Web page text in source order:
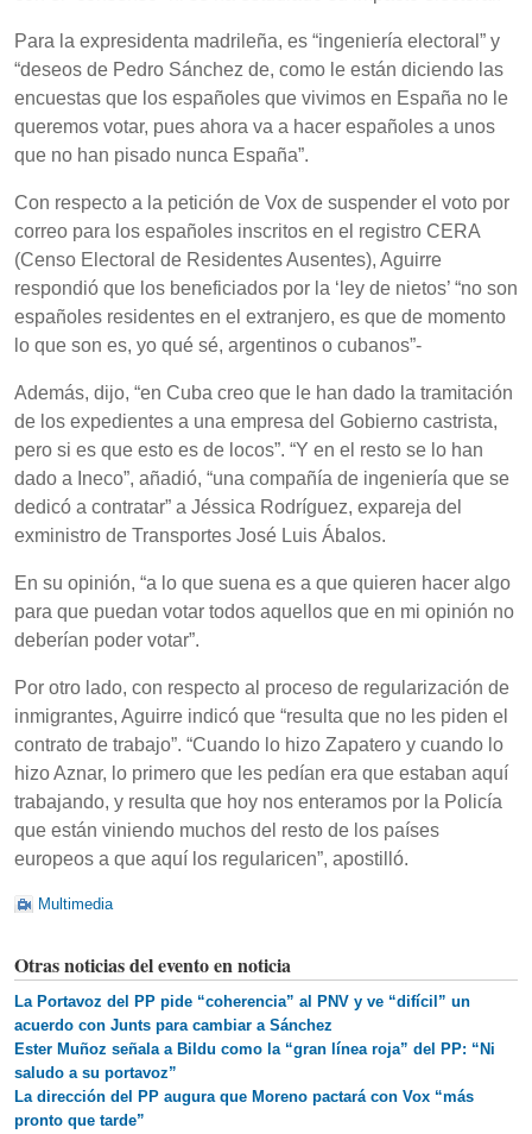
Para la expresidenta madrileña, es “ingeniería electoral” y
“deseos de Pedro Sánchez de, como le están diciendo las
encuestas que los españoles que vivimos en España no le
queremos votar, pues ahora va a hacer españoles a unos
que no han pisado nunca España”.
Con respecto a la petición de Vox de suspender el voto por
correo para los españoles inscritos en el registro CERA
(Censo Electoral de Residentes Ausentes), Aguirre
respondió que los beneficiados por la ‘ley de nietos’ “no son
españoles residentes en el extranjero, es que de momento
lo que son es, yo qué sé, argentinos o cubanos”-
Además, dijo, “en Cuba creo que le han dado la tramitación
de los expedientes a una empresa del Gobierno castrista,
pero si es que esto es de locos”. “Y en el resto se lo han
dado a Ineco”, añadió, “una compañía de ingeniería que se
dedicó a contratar” a Jéssica Rodríguez, expareja del
exministro de Transportes José Luis Ábalos.
En su opinión, “a lo que suena es a que quieren hacer algo
para que puedan votar todos aquellos que en mi opinión no
deberían poder votar”.
Por otro lado, con respecto al proceso de regularización de
inmigrantes, Aguirre indicó que “resulta que no les piden el
contrato de trabajo”. “Cuando lo hizo Zapatero y cuando lo
hizo Aznar, lo primero que les pedían era que estaban aquí
trabajando, y resulta que hoy nos enteramos por la Policía
que están viniendo muchos del resto de los países
europeos a que aquí los regularicen”, apostilló.
Multimedia
Otras noticias del evento en noticia
La Portavoz del PP pide “coherencia” al PNV y ve “difícil” un
acuerdo con Junts para cambiar a Sánchez
Ester Muñoz señala a Bildu como la “gran línea roja” del PP: “Ni
saludo a su portavoz”
La dirección del PP augura que Moreno pactará con Vox “más
pronto que tarde”